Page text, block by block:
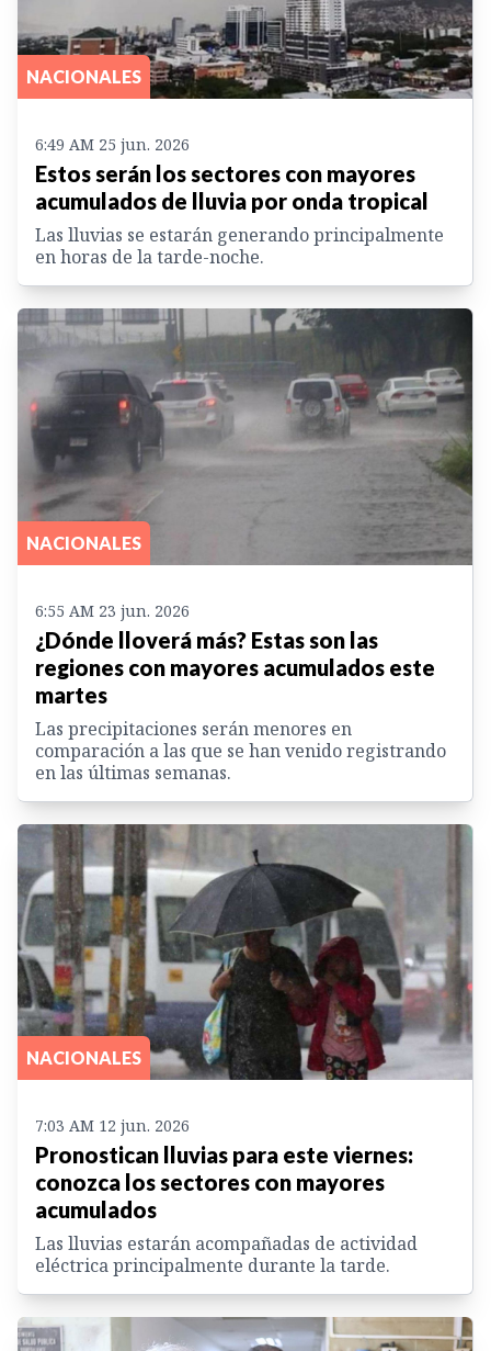
NACIONALES
6:49 AM 25 jun. 2026
Estos serán los sectores con mayores
acumulados de lluvia por onda tropical
Las lluvias se estarán generando principalmente
en horas de la tarde-noche.
NACIONALES
6:55 AM 23 jun. 2026
¿Dónde lloverá más? Estas son las
regiones con mayores acumulados este
martes
Las precipitaciones serán menores en
comparación a las que se han venido registrando
en las últimas semanas.
NACIONALES
7:03 AM 12 jun. 2026
Pronostican lluvias para este viernes:
conozca los sectores con mayores
acumulados
Las lluvias estarán acompañadas de actividad
eléctrica principalmente durante la tarde.